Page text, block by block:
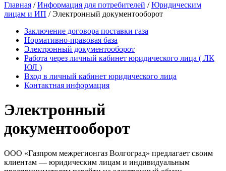
Главная /Информация для потребителей /Юридическим
лицам и ИП / Электронный документооборот
Заключение договора поставки газа
Нормативно-правовая база
Электронный документооборот
Работа через личный кабинет юридического лица ( ЛК
ЮЛ )
Вход в личный кабинет юридического лица
Контактная информация
Электронный
документооборот
ООО «Газпром межрегионгаз Волгоград» предлагает своим
клиентам — юридическим лицам и индивидуальным